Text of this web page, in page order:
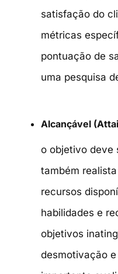
satisfação do
métricas
pontuação de
uma pesquisa
Alcançável
o objetivo deve
também
recursos
habilidades e
objetivos
desmotivação